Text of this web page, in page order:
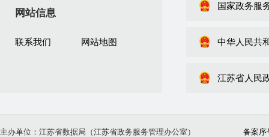
网站信息
联系我们 网站地图
国家政务服
中华人民共
江苏省人民
主办单位：江苏省数据局（江苏省政务服务管理办公室） 备案序